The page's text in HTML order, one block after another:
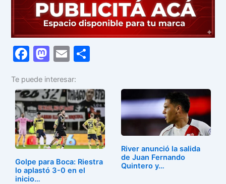
F
c
e
b
o
o
k
M
st
o
d
o
n
E
ai
l
m
p
ar
tir
Te puede interesar:
Golpe para Boca: Riestra
lo aplastó 3-0 en el
inicio…
River anunció la salida
de Juan Fernando
Quintero y…